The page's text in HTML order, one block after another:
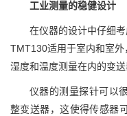
工业测量的稳健设计
在仪器的设计中仔细
TMT130适用于室内和室
湿度和温度测量在内的变
仪器的测量探针可以
整变送器，这使得传感器